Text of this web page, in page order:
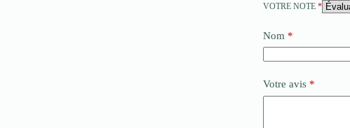
VOTRE NOTE *
Nom *
Votre avis *